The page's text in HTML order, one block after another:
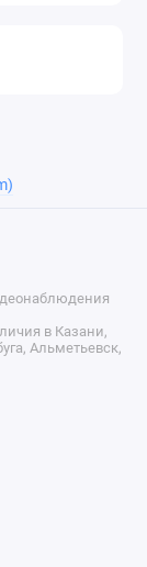
в Казани,
Альметьевск,